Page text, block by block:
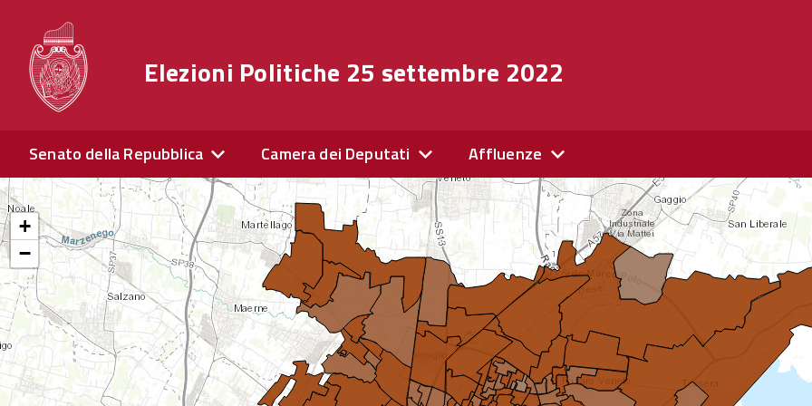
Elezioni Politiche 25 settembre 2022
Senato della Repubblica Camera dei Deputati Affluenze
+
−